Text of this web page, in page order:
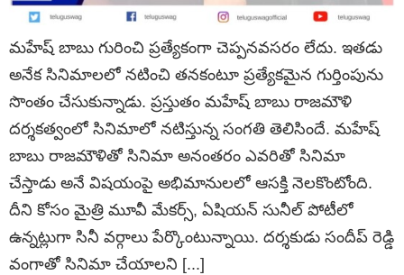
మహేష్ బాబు గురించి ప్రత్యేకంగా చెప్పనవసరం లేదు. ఇతడు
అనేక సినిమాలలో నటించి తనకంటూ ప్రత్యేకమైన గుర్తింపును
సొంతం చేసుకున్నాడు. ప్రస్తుతం మహేష్ బాబు రాజమౌళి
దర్శకత్వంలో సినిమాలో నటిస్తున్న సంగతి తెలిసిందే. మహేష్
బాబు రాజమౌళితో సినిమా అనంతరం ఎవరితో సినిమా
చేస్తాడు అనే విషయంపై అభిమానులలో ఆసక్తి నెలకొంటోంది.
దీని కోసం మైత్రి మూవీ మేకర్స్, ఏషియన్ సునీల్ పోటీలో
ఉన్నట్లుగా సినీ వర్గాలు పేర్కొంటున్నాయి. దర్శకుడు సందీప్ రెడ్డి
వంగాతో సినిమా చేయాలని [...]